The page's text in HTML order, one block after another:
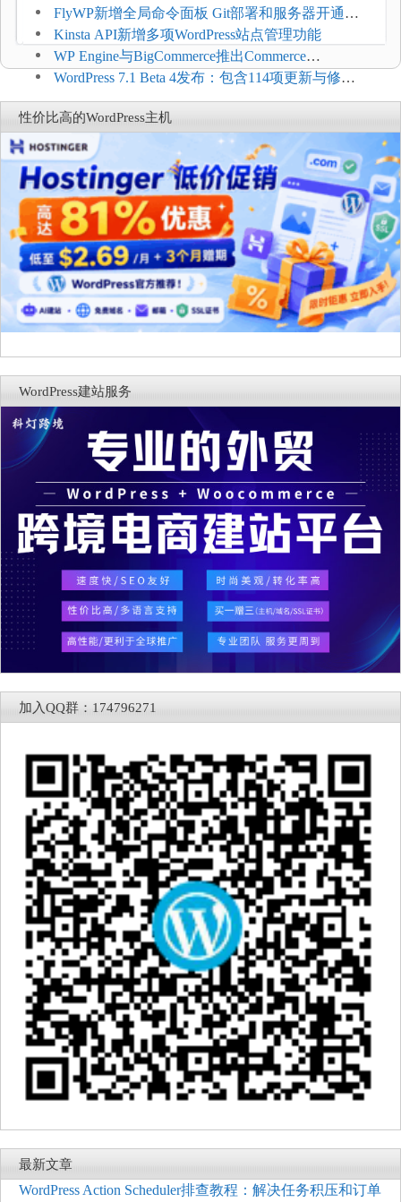
$2.61/月，高性能主机同步折扣
FlyWP新增全局命令面板 Git部署和服务器开通更
方便
Kinsta API新增多项WordPress站点管理功能
WP Engine与BigCommerce推出Commerce
Connect：WordPress商店可保留前台体验并扩展电
商能力
WordPress 7.1 Beta 4发布：包含114项更新与修
复，仅建议在测试环境体验
性价比高的WordPress主机
WordPress建站服务
加入QQ群：174796271
最新文章
WordPress Action Scheduler排查教程：解决任务积压和订单